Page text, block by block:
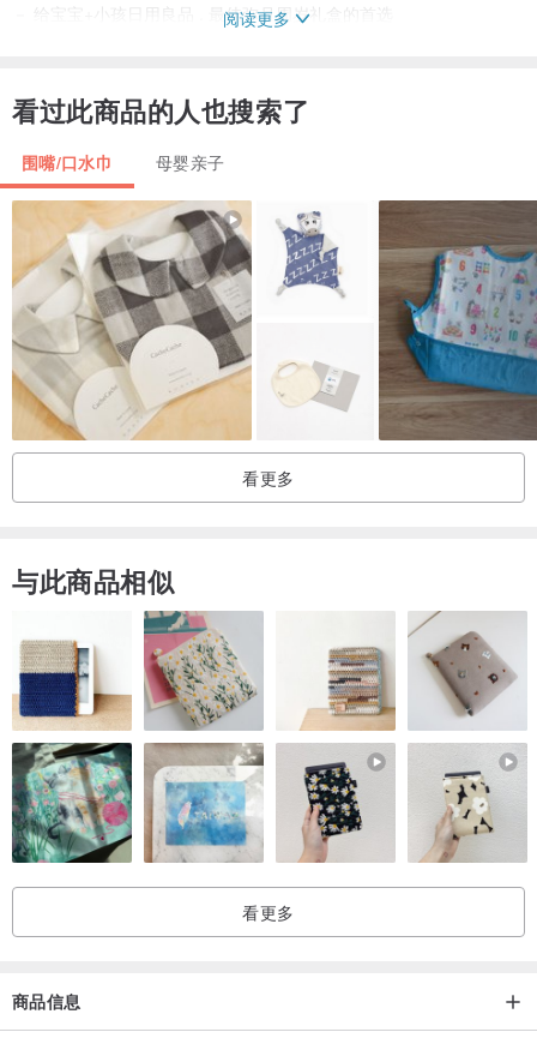
－ 给宝宝+小孩日用良品 . 最佳弥月周岁礼盒的首选
Bonbies是个限量手作品牌、目的是为一群可爱儿制作触特精美可爱
Bonbies的产品从概念、设计、制作到完成都出自一位用心出发的妈
MAMAJAM希望每一件商品都能带给小朋友一份触特的喜悦!
■ 本港寄件以平邮寄出，如有而要使用顺丰送运，必须为货到付款 (运
费到付)
－ 顺丰到付可选送往工商业大厦或顺丰站自取
＊请把分店代号注明在备注上
商品限量制作让每件商品都充满其触特气式
阅读更多
看过此商品的人也搜索了
围嘴/口水巾 母婴亲子
看更多
与此商品相似
看更多
商品信息